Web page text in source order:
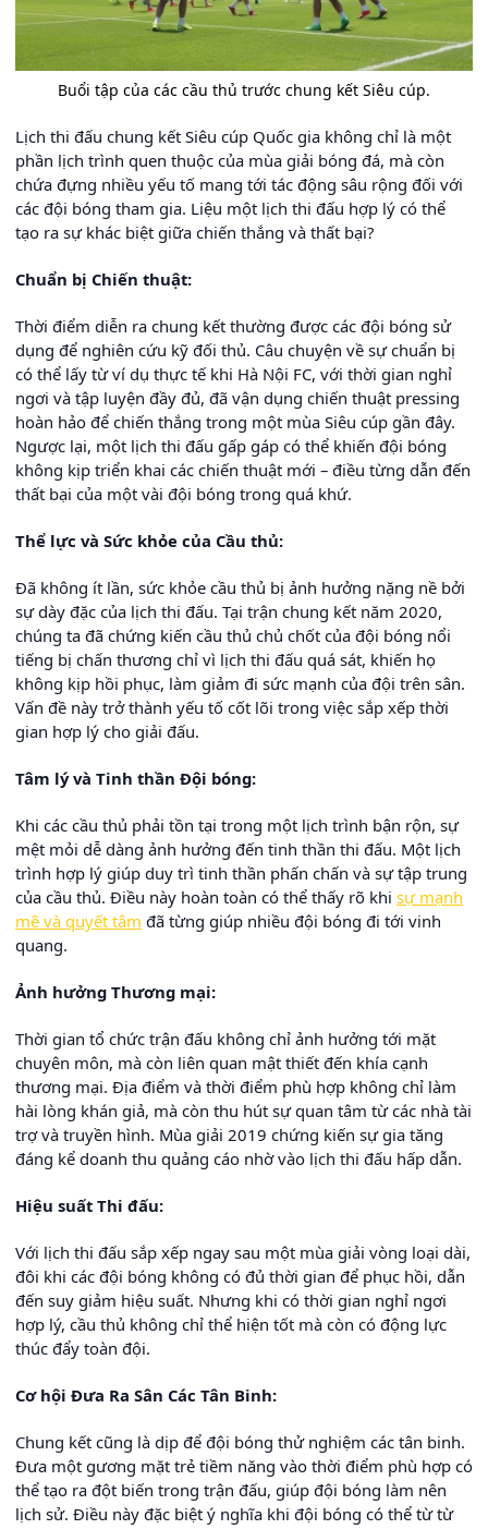
Buổi tập của các cầu thủ trước chung kết Siêu cúp.
Lịch thi đấu chung kết Siêu cúp Quốc gia không chỉ là một
phần lịch trình quen thuộc của mùa giải bóng đá, mà còn
chứa đựng nhiều yếu tố mang tới tác động sâu rộng đối với
các đội bóng tham gia. Liệu một lịch thi đấu hợp lý có thể
tạo ra sự khác biệt giữa chiến thắng và thất bại?
Chuẩn bị Chiến thuật:
Thời điểm diễn ra chung kết thường được các đội bóng sử
dụng để nghiên cứu kỹ đối thủ. Câu chuyện về sự chuẩn bị
có thể lấy từ ví dụ thực tế khi Hà Nội FC, với thời gian nghỉ
ngơi và tập luyện đầy đủ, đã vận dụng chiến thuật pressing
hoàn hảo để chiến thắng trong một mùa Siêu cúp gần đây.
Ngược lại, một lịch thi đấu gấp gáp có thể khiến đội bóng
không kịp triển khai các chiến thuật mới – điều từng dẫn đến
thất bại của một vài đội bóng trong quá khứ.
Thể lực và Sức khỏe của Cầu thủ:
Đã không ít lần, sức khỏe cầu thủ bị ảnh hưởng nặng nề bởi
sự dày đặc của lịch thi đấu. Tại trận chung kết năm 2020,
chúng ta đã chứng kiến cầu thủ chủ chốt của đội bóng nổi
tiếng bị chấn thương chỉ vì lịch thi đấu quá sát, khiến họ
không kịp hồi phục, làm giảm đi sức mạnh của đội trên sân.
Vấn đề này trở thành yếu tố cốt lõi trong việc sắp xếp thời
gian hợp lý cho giải đấu.
Tâm lý và Tinh thần Đội bóng:
Khi các cầu thủ phải tồn tại trong một lịch trình bận rộn, sự
mệt mỏi dễ dàng ảnh hưởng đến tinh thần thi đấu. Một lịch
trình hợp lý giúp duy trì tinh thần phấn chấn và sự tập trung
của cầu thủ. Điều này hoàn toàn có thể thấy rõ khi sự mạnh
mẽ và quyết tâm đã từng giúp nhiều đội bóng đi tới vinh
quang.
Ảnh hưởng Thương mại:
Thời gian tổ chức trận đấu không chỉ ảnh hưởng tới mặt
chuyên môn, mà còn liên quan mật thiết đến khía cạnh
thương mại. Địa điểm và thời điểm phù hợp không chỉ làm
hài lòng khán giả, mà còn thu hút sự quan tâm từ các nhà tài
trợ và truyền hình. Mùa giải 2019 chứng kiến sự gia tăng
đáng kể doanh thu quảng cáo nhờ vào lịch thi đấu hấp dẫn.
Hiệu suất Thi đấu:
Với lịch thi đấu sắp xếp ngay sau một mùa giải vòng loại dài,
đôi khi các đội bóng không có đủ thời gian để phục hồi, dẫn
đến suy giảm hiệu suất. Nhưng khi có thời gian nghỉ ngơi
hợp lý, cầu thủ không chỉ thể hiện tốt mà còn có động lực
thúc đẩy toàn đội.
Cơ hội Đưa Ra Sân Các Tân Binh:
Chung kết cũng là dịp để đội bóng thử nghiệm các tân binh.
Đưa một gương mặt trẻ tiềm năng vào thời điểm phù hợp có
thể tạo ra đột biến trong trận đấu, giúp đội bóng làm nên
lịch sử. Điều này đặc biệt ý nghĩa khi đội bóng có thể từ từ